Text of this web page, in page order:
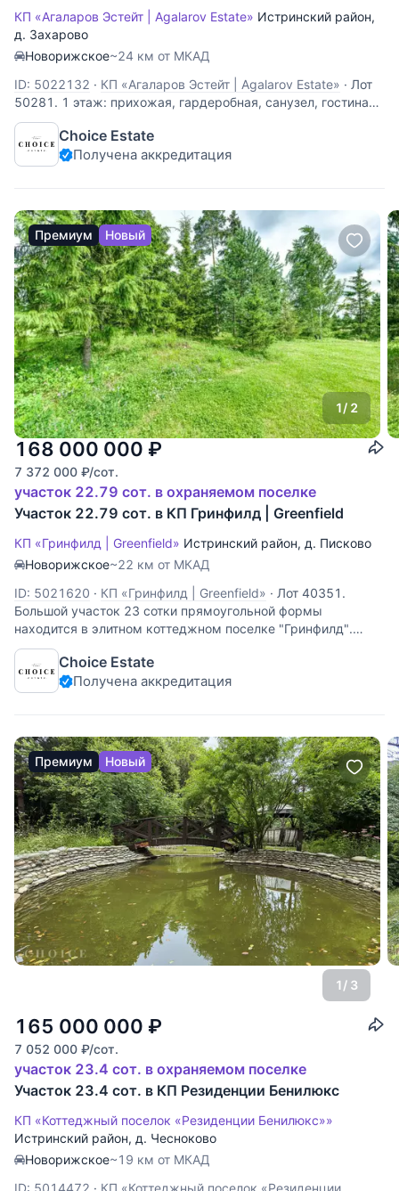
КП «Агаларов Эстейт | Agalarov Estate» Истринский район,
д. Захарово
Новорижское~24 км от МКАД
ID: 5022132 · КП «Агаларов Эстейт | Agalarov Estate» · Лот
50281. 1 этаж: прихожая, гардеробная, санузел, гостиная,
столовая, кухня, бассейн, сауна, хаммам, душевая,
спальня с санузлом, гараж - 2, котельная, терраса 2 этаж:
холл, спальня с гардеробной и санузлом - 4, санузел,
Choice Estate
Получена аккредитация
Премиум Новый
1/ 2
168 000 000 ₽
7 372 000 ₽/сот.
участок 22.79 сот. в охраняемом поселке
Участок 22.79 сот. в КП Гринфилд | Greenfield
КП «Гринфилд | Greenfield» Истринский район, д. Писково
Новорижское~22 км от МКАД
ID: 5021620 · КП «Гринфилд | Greenfield» · Лот 40351.
Большой участок 23 сотки прямоугольной формы
находится в элитном коттеджном поселке "Гринфилд".
Участок расположен рядом с прогулочной зоной, а также в
пешей доступности: пляж, озеро, химчистка и ресторан.
Сам поселок находится рядом
Choice Estate
Получена аккредитация
Премиум Новый
1/ 3
165 000 000 ₽
7 052 000 ₽/сот.
участок 23.4 сот. в охраняемом поселке
Участок 23.4 сот. в КП Резиденции Бенилюкс
КП «Коттеджный поселок «Резиденции Бенилюкс»»
Истринский район, д. Чесноково
Новорижское~19 км от МКАД
ID: 5014472 · КП «Коттеджный поселок «Резиденции